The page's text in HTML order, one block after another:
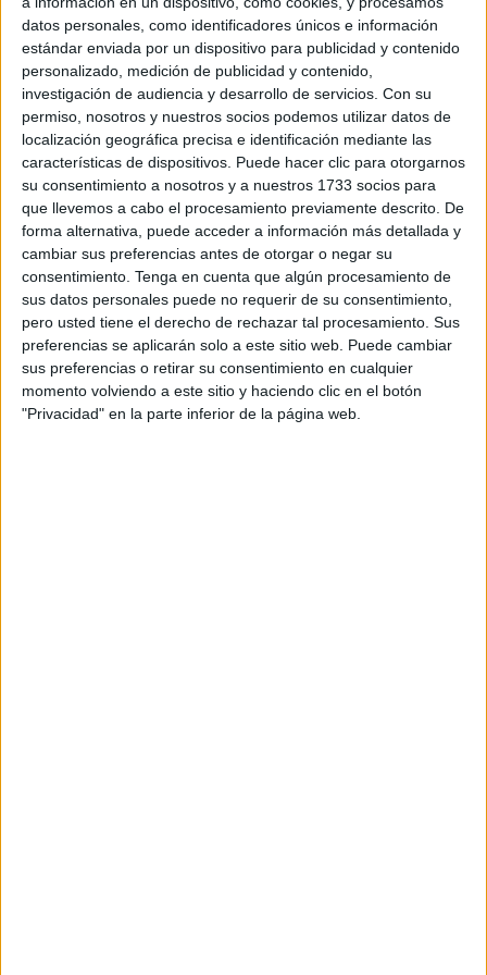
datos personales, como identificadores únicos e información
estándar enviada por un dispositivo para publicidad y contenido
personalizado, medición de publicidad y contenido,
investigación de audiencia y desarrollo de servicios. Con su
permiso, nosotros y nuestros socios podemos utilizar datos de
localización geográfica precisa e identificación mediante las
características de dispositivos. Puede hacer clic para otorgarnos
su consentimiento a nosotros y a nuestros 1733 socios para
que llevemos a cabo el procesamiento previamente descrito. De
forma alternativa, puede acceder a información más detallada y
cambiar sus preferencias antes de otorgar o negar su
consentimiento. Tenga en cuenta que algún procesamiento de
sus datos personales puede no requerir de su consentimiento,
pero usted tiene el derecho de rechazar tal procesamiento. Sus
preferencias se aplicarán solo a este sitio web. Puede cambiar
sus preferencias o retirar su consentimiento en cualquier
momento volviendo a este sitio y haciendo clic en el botón
"Privacidad" en la parte inferior de la página web.
unas horas de la apertura de puertas Javier Barberá,
director ejecutivo de esta cita que recibirá amás de
100.000 personas de 20 nacionalidades diferentes en
cuatro jornadas.
Todo comenzó cuando el mayor encuentro mundial de
forofos del cómicy todos los géneros posibles
emparentados con la fantasíaylos superhéroes, así
como cuna anual de grandes exclusivas, decidió expandir
su formato a través de un acuerdo con la compañía IMG.
100.000 personas de 20
nacionalidades diferentes en cuatro
jornadas